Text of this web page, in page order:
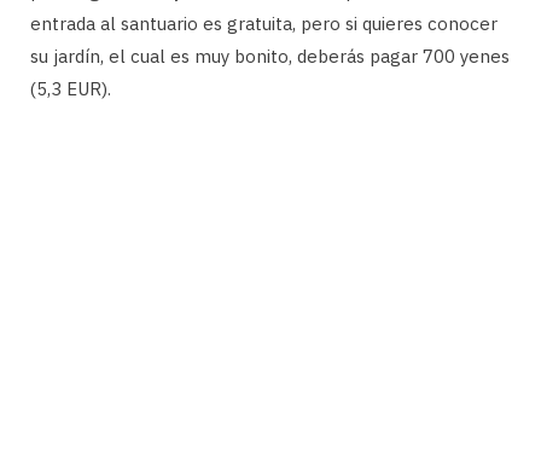
entrada al santuario es gratuita, pero si quieres conocer
su jardín, el cual es muy bonito, deberás pagar 700 yenes
(5,3 EUR).